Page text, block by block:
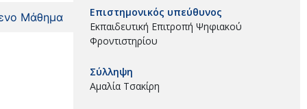
Μάθημα
Επιστημονικός υπεύθυνος
Εκπαιδευτική Επιτροπή Ψηφιακού
Φροντιστηρίου
Σύλληψη
Αμαλία Τσακίρη